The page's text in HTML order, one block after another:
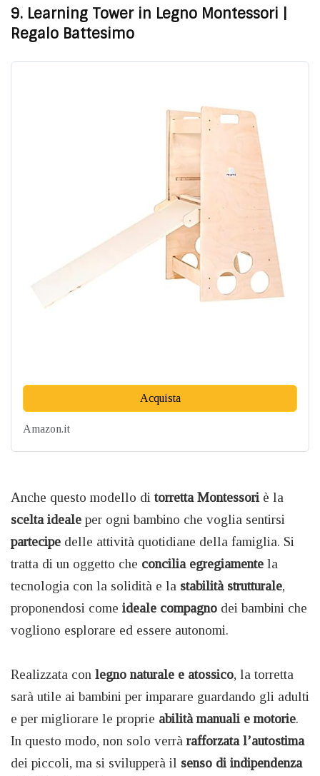
9. Learning Tower in Legno Montessori |
Regalo Battesimo
Acquista
Amazon.it
Anche questo modello di torretta Montessori è la
scelta ideale per ogni bambino che voglia sentirsi
partecipe delle attività quotidiane della famiglia. Si
tratta di un oggetto che concilia egregiamente la
tecnologia con la solidità e la stabilità strutturale,
proponendosi come ideale compagno dei bambini che
vogliono esplorare ed essere autonomi.
Realizzata con legno naturale e atossico, la torretta
sarà utile ai bambini per imparare guardando gli adulti
e per migliorare le proprie abilità manuali e motorie.
In questo modo, non solo verrà rafforzata l’autostima
dei piccoli, ma si svilupperà il senso di indipendenza